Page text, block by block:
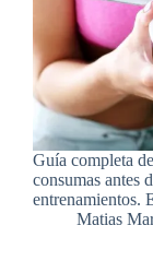
Guía completa
consumas antes
entrenamientos.
Matias